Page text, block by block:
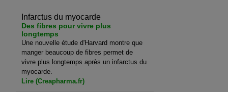
Infarctus du myocarde
Des fibres pour vivre plus
longtemps
Une nouvelle étude d'Harvard montre que
manger beaucoup de fibres permet de
vivre plus longtemps après un infarctus du
myocarde.
Lire (Creapharma.fr)